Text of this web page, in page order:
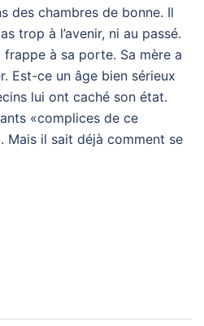
des chambres de bonne. Il
trop à l’avenir, ni au passé.
à sa porte. Sa mère a
Est-ce un âge bien sérieux
lui ont caché son état.
«complices de ce
Mais il sait déjà comment se